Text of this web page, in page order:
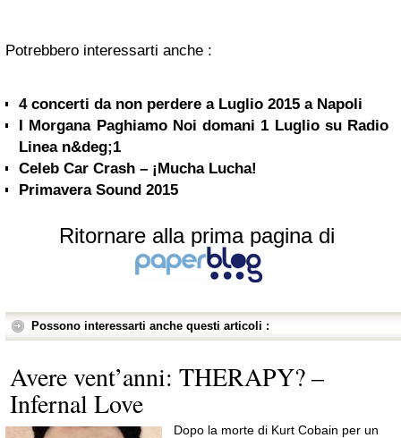
Potrebbero interessarti anche :
4 concerti da non perdere a Luglio 2015 a Napoli
I Morgana Paghiamo Noi domani 1 Luglio su Radio
Linea n&deg;1
Celeb Car Crash – ¡Mucha Lucha!
Primavera Sound 2015
Ritornare alla prima pagina di
Possono interessarti anche questi articoli :
Avere vent’anni: THERAPY? –
Infernal Love
Dopo la morte di Kurt Cobain per un